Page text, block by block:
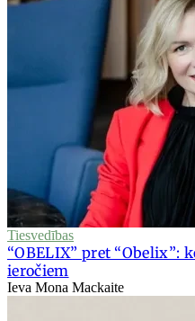
Tiesvedības
“OBELIX” pret “Obelix”:
ieročiem
Ieva Mona Mackaite